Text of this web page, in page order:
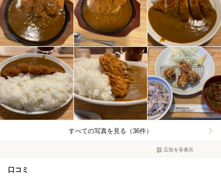
すべての写真を見る（36件）
広告を非表示
口コミ